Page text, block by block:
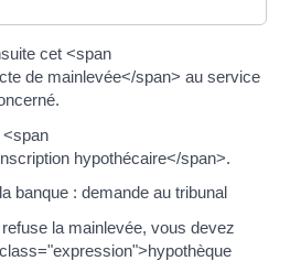
cet <span
de mainlevée</span> au service
hypothécaire</span>.
banque : demande au tribunal
la mainlevée, vous devez